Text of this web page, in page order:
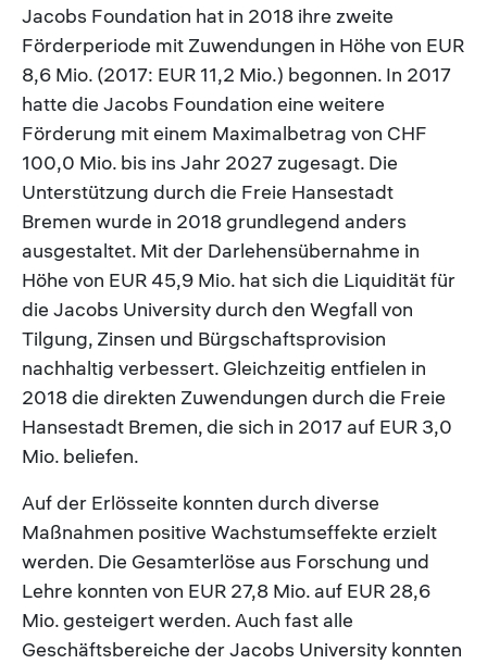
Jacobs Foundation hat in 2018 ihre zweite
Förderperiode mit Zuwendungen in Höhe von EUR
8,6 Mio. (2017: EUR 11,2 Mio.) begonnen. In 2017
hatte die Jacobs Foundation eine weitere
Förderung mit einem Maximalbetrag von CHF
100,0 Mio. bis ins Jahr 2027 zugesagt. Die
Unterstützung durch die Freie Hansestadt
Bremen wurde in 2018 grundlegend anders
ausgestaltet. Mit der Darlehensübernahme in
Höhe von EUR 45,9 Mio. hat sich die Liquidität für
die Jacobs University durch den Wegfall von
Tilgung, Zinsen und Bürgschaftsprovision
nachhaltig verbessert. Gleichzeitig entfielen in
2018 die direkten Zuwendungen durch die Freie
Hansestadt Bremen, die sich in 2017 auf EUR 3,0
Mio. beliefen.
Auf der Erlösseite konnten durch diverse
Maßnahmen positive Wachstumseffekte erzielt
werden. Die Gesamterlöse aus Forschung und
Lehre konnten von EUR 27,8 Mio. auf EUR 28,6
Mio. gesteigert werden. Auch fast alle
Geschäftsbereiche der Jacobs University konnten